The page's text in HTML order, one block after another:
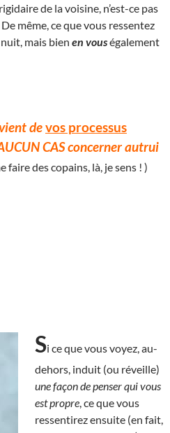
de la voisine, n’est-ce pas
De même, ce que vous ressentez
mais bien en vouségalement
devos processus
CAS concerner autrui
faire des copains, là, je sens ! )
Si ce que vous voyez, au-
dehors, induit (ou réveille)
une façon de penser qui vous
est propre , ce que vous
ressentirez ensuite (en fait,